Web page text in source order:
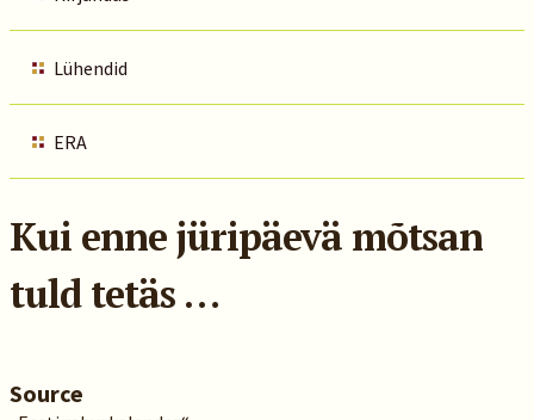
Lühendid
ERA
Kui enne jüripäevä mõtsan
tuld tetäs …
Source